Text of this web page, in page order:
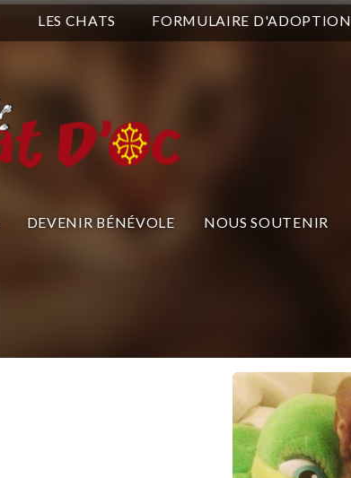
LES CHATS FORMULAIRE D'ADOPTION
DEVENIR BÉNÉVOLE NOUS SOUTENIR